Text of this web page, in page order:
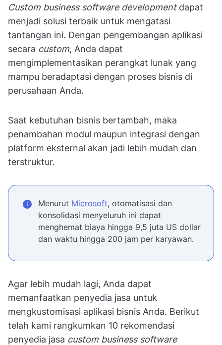
Custom business software developmentdapat
menjadi solusi terbaik untuk mengatasi
tantangan ini. Dengan pengembangan aplikasi
secara custom, Anda dapat
mengimplementasikan perangkat lunak yang
mampu beradaptasi dengan proses bisnis di
perusahaan Anda.
Saat kebutuhan bisnis bertambah, maka
penambahan modul maupun integrasi dengan
platform eksternal akan jadi lebih mudah dan
terstruktur.
Menurut Microsoft, otomatisasi dan
konsolidasi menyeluruh ini dapat
menghemat biaya hingga 9,5 juta US dollar
dan waktu hingga 200 jam per karyawan.
Agar lebih mudah lagi, Anda dapat
memanfaatkan penyedia jasa untuk
mengkustomisasi aplikasi bisnis Anda. Berikut
telah kami rangkumkan 10 rekomendasi
penyedia jasa custom business software